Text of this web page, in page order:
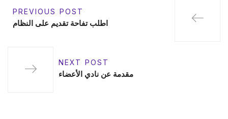
PREVIOUS POST
اطلب تفاحة تقديم على النظام
NEXT POST
مقدمة عن نادي الأعضاء